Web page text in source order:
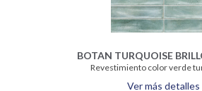
BOTAN TURQUOISE
Revestimiento color verde
Ver más detalles